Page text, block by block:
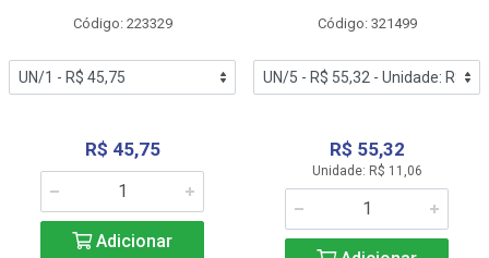
Código: 223329
R$ 45,75
Adicionar
Código: 321499
R$ 55,32
Unidade: R$ 11,06